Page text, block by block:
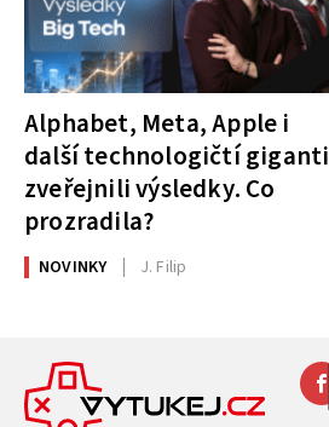
Alphabet, Meta, Apple i
další technologičtí giganti
zveřejnili výsledky. Co
prozradila?
NOVINKY J. Filip